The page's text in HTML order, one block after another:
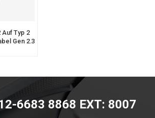
Typ 2
Gen 2.3
6683 8868 EXT: 8007